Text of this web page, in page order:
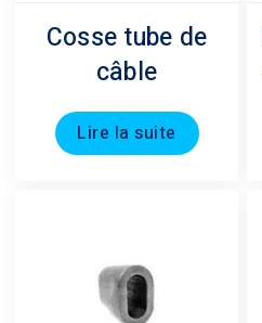
Cosse tube de
câble
Lire la suite